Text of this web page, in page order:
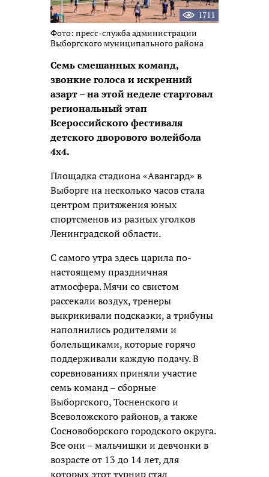
1711
Фото: пресс-служба администрации
Выборгского муниципального района
Семь смешанных команд,
звонкие голоса и искренний
азарт – на этой неделе стартовал
региональный этап
Всероссийского фестиваля
детского дворового волейбола
4х4.
Площадка стадиона «Авангард» в
Выборге на несколько часов стала
центром притяжения юных
спортсменов из разных уголков
Ленинградской области.
С самого утра здесь царила по-
настоящему праздничная
атмосфера. Мячи со свистом
рассекали воздух, тренеры
выкрикивали подсказки, а трибуны
наполнились родителями и
болельщиками, которые горячо
поддерживали каждую подачу. В
соревнованиях приняли участие
семь команд – сборные
Выборгского, Тосненского и
Всеволожского районов, а также
Сосновоборского городского округа.
Все они – мальчишки и девчонки в
возрасте от 13 до 14 лет, для
которых этот турнир стал